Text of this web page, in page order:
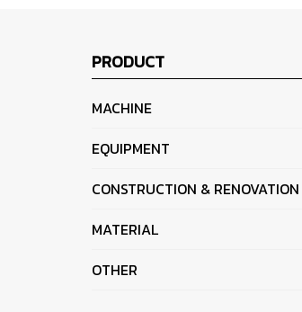
PRODUCT
MACHINE
EQUIPMENT
CONSTRUCTION & RENOVATION
MATERIAL
OTHER